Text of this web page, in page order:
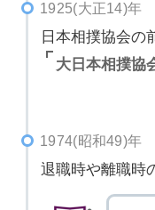
1925(大正14)年
日本相撲協会の
大日本相撲協
1974(昭和49)年
退職時や離職時